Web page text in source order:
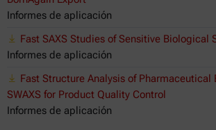
Informes de aplicación
Fast SAXS Studies of Sensitive Biological
Informes de aplicación
Fast Structure Analysis of Pharmaceutical
SWAXS for Product Quality Control
Informes de aplicación